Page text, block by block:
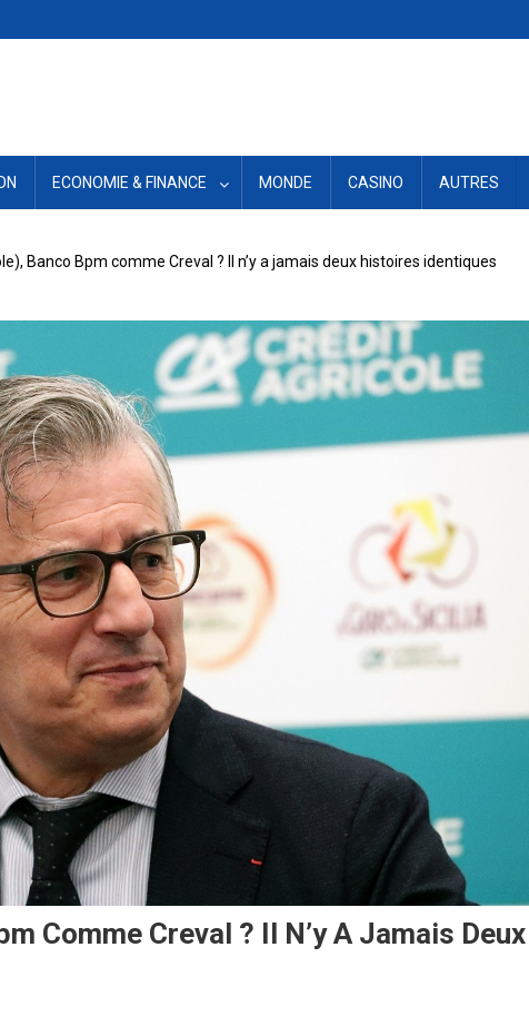
ECONOMIE & FINANCE MONDE CASINO AUTRES
Banco Bpm comme Creval ? Il n’y a jamais deux histoires identiques
Comme Creval ? Il N’y A Jamais Deux